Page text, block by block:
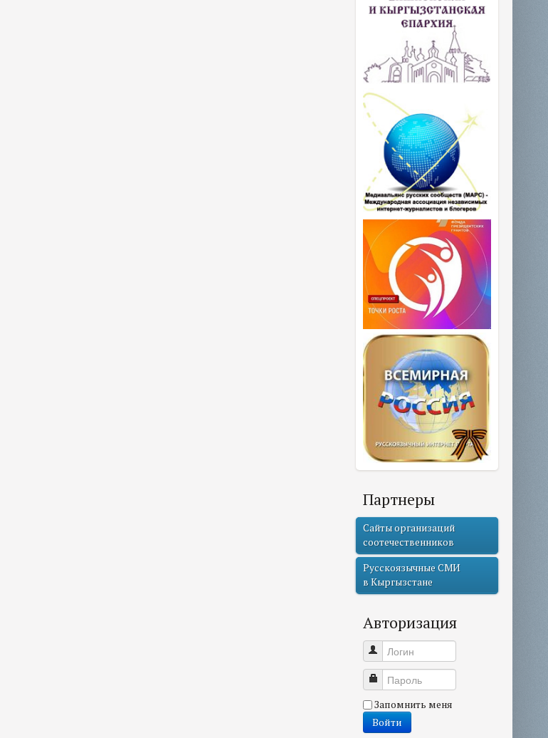
Партнеры
Сайты организаций
соотечественников
Русскоязычные СМИ
в Кыргызстане
Авторизация
Логин
Пароль
Запомнить меня
Войти